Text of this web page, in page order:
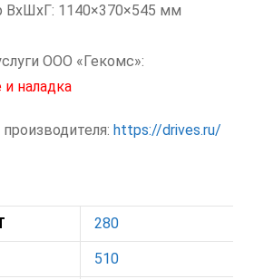
ВхШхГ: 1140×370×545 мм
ООО «Гекомс»:
наладка
https://drives.ru/
280
510